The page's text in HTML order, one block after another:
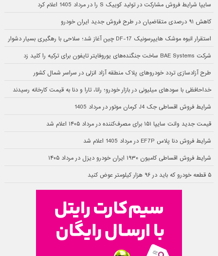
سایپا شرایط فروش مشارکت در تولید کوییک S را در مرداد 1405 اعلام کرد
کاهش ۹۱ درصدی متقاضیان در طرح فروش جدید ایران خودرو
استقرار انبوه موشک هایپرسونیک DF-17 چین آغاز شد؛ سلاحی با رهگیری بسیار دشوار
شرکت BAE Systems ساخت جنگنده‌های یوروفایتر تایفون برای ترکیه را کلید زد
طرح آزادسازی تردد خودروهای پلاک منطقه آزاد انزلی در سراسر شمال کشور
خداحافظی با سودهای میلیونی در بازار خودرو؛ رانا، تارا و دنا به قیمت کارخانه رسیدند
شرایط فروش اقساطی جک J4 کرمان موتور در مرداد 1405
قیمت جدید وانت سایپا ۱۵۱ برای مصرف‌کننده در مرداد ۱۴۰۵ اعلام شد
شرایط فروش دنا پلاس EF7P در مرداد 1405 اعلام شد
شرایط فروش اقساطی کامیون ۱۹۳۰ ایران خودرو دیزل در مرداد ۱۴۰۵
۵ قطعه خودرو که باید در ۹۶ هزار کیلومتر عوض کنید